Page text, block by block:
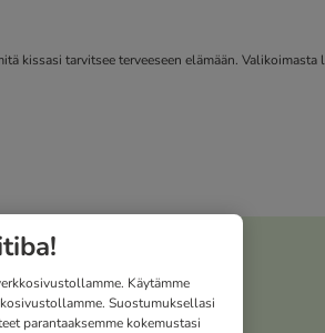
kissasi tarvitsee terveeseen elämään.
Käytämme
Suostumuksellasi
parantaaksemme kokemustasi